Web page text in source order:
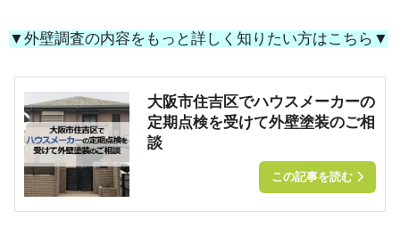
▼外壁調査の内容をもっと詳しく知りたい方はこちら▼
大阪市住吉区でハウスメーカーの
定期点検を受けて外壁塗装のご相
談
この記事を読む